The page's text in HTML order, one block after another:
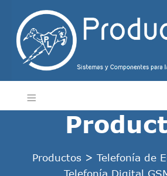
Productos > Telefonía de
Telefonía Digital